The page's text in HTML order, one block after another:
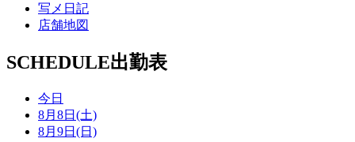
写メ日記
店舗地図
SCHEDULE出勤表
今日
8月8日(土)
8月9日(日)